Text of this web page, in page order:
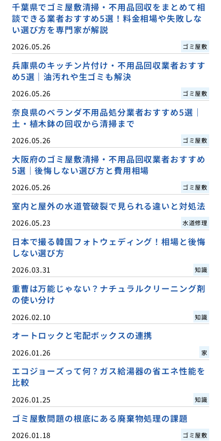
千葉県でゴミ屋敷清掃・不用品回収をまとめて相
談できる業者おすすめ5選！料金相場や失敗しな
い選び方を専門家が解説
2026.05.26 ゴミ屋敷
兵庫県のキッチン片付け・不用品回収業者おすす
め5選｜油汚れや生ゴミも解決
2026.05.26 ゴミ屋敷
奈良県のベランダ不用品処分業者おすすめ5選｜
土・植木鉢の回収から清掃まで
2026.05.26 ゴミ屋敷
大阪府のゴミ屋敷清掃・不用品回収業者おすすめ
5選｜後悔しない選び方と費用相場
2026.05.26 ゴミ屋敷
室内と屋外の水道管破裂で見られる違いと対処法
2026.05.23 水道修理
日本で撮る韓国フォトウェディング！相場と後悔
しない選び方
2026.03.31 知識
重曹は万能じゃない？ナチュラルクリーニング剤
の使い分け
2026.02.10 知識
オートロックと宅配ボックスの連携
2026.01.26 家
エコジョーズって何？ガス給湯器の省エネ性能を
比較
2026.01.25 知識
ゴミ屋敷問題の根底にある廃棄物処理の課題
2026.01.18 ゴミ屋敷